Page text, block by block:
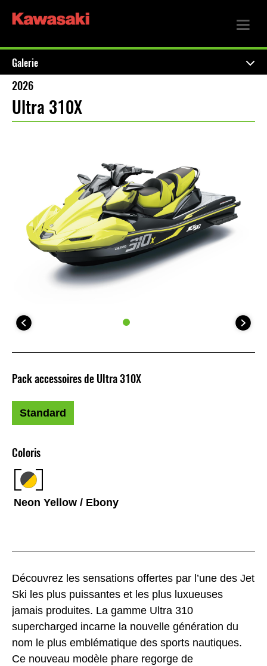
Galerie
2026
Ultra 310X
Découvrez les sensations offertes par l’une des Jet
Ski les plus puissantes et les plus luxueuses
jamais produites. La gamme Ultra 310
supercharged incarne la nouvelle génération du
nom le plus emblématique des sports nautiques.
Ce nouveau modèle phare regorge de
Coloris
Neon Yellow / Ebony
Pack accessoires de Ultra 310X
Standard